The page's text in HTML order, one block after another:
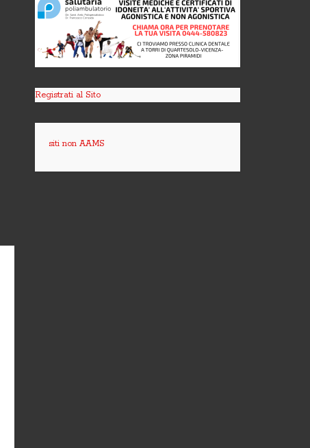
Registrati al Sito
siti non AAMS